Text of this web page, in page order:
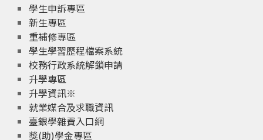
學生申訴專區
新生專區
重補修專區
學生學習歷程檔案系統
校務行政系統解鎖申請
升學專區
升學資訊※
就業媒合及求職資訊
臺銀學雜費入口網
獎(助)學金專區